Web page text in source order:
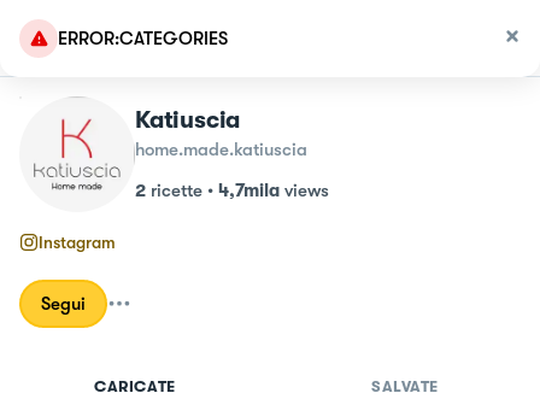
ERROR:CATEGORIES
Katiuscia
home.made.katiuscia
2 ricette • 4,7mila views
Instagram
Segui
CARICATE SALVATE